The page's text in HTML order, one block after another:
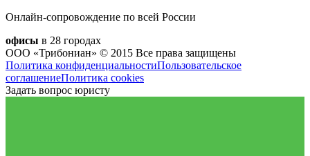
Онлайн-сопровождение по всей России
офисы в 28 городах
ООО «Трибониан» © 2015 Все права защищены
Политика конфиденциальностиПользовательское
соглашениеПолитика cookies
Задать вопрос юристу